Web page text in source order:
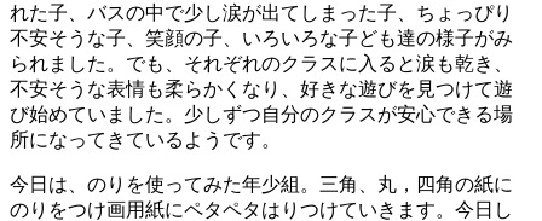
れた子、バスの中で少し涙が出てしまった子、ちょっぴり
不安そうな子、笑顔の子、いろいろな子ども達の様子がみ
られました。でも、それぞれのクラスに入ると涙も乾き、
不安そうな表情も柔らかくなり、好きな遊びを見つけて遊
び始めていました。少しずつ自分のクラスが安心できる場
所になってきているようです。
今日は、のりを使ってみた年少組。三角、丸，四角の紙に
のりをつけ画用紙にペタペタはりつけていきます。今日し